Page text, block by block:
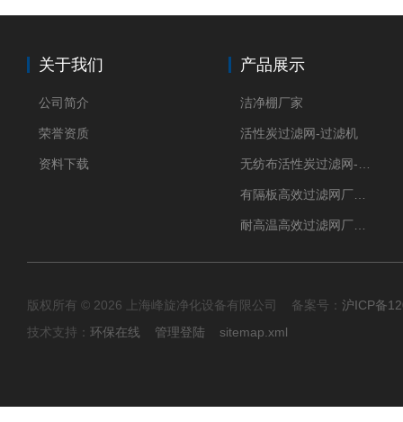
关于我们
公司简介
荣誉资质
资料下载
产品展示
洁净棚厂家
活性炭过滤网-过滤机
版权所有 © 2026 上海峰旋净化设备有限公司 备案号： 沪ICP备
技术支持： 环保在线 管理登陆 sitemap.xml